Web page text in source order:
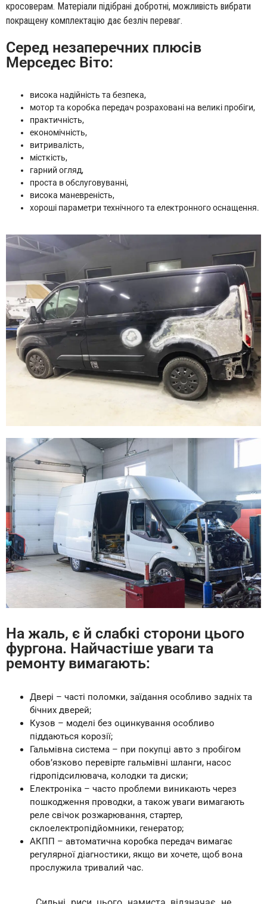
кросоверам. Матеріали підібрані добротні, можливість вибрати
покращену комплектацію дає безліч переваг.
Серед незаперечних плюсів
Мерседес Віто:
висока надійність та безпека,
мотор та коробка передач розраховані на великі пробіги,
практичність,
економічність,
витривалість,
місткість,
гарний огляд,
проста в обслуговуванні,
висока маневреність,
хороші параметри технічного та електронного оснащення.
На жаль, є й слабкі сторони цього
фургона. Найчастіше уваги та
ремонту вимагають:
Двері – часті поломки, заїдання особливо задніх та
бічних дверей;
Кузов – моделі без оцинкування особливо
піддаються корозії;
Гальмівна система – при покупці авто з пробігом
обов’язково перевірте гальмівні шланги, насос
гідропідсилювача, колодки та диски;
Електроніка – часто проблеми виникають через
пошкодження проводки, а також уваги вимагають
реле свічок розжарювання, стартер,
склоелектропідйомники, генератор;
АКПП – автоматична коробка передач вимагає
регулярної діагностики, якщо ви хочете, щоб вона
прослужила тривалий час.